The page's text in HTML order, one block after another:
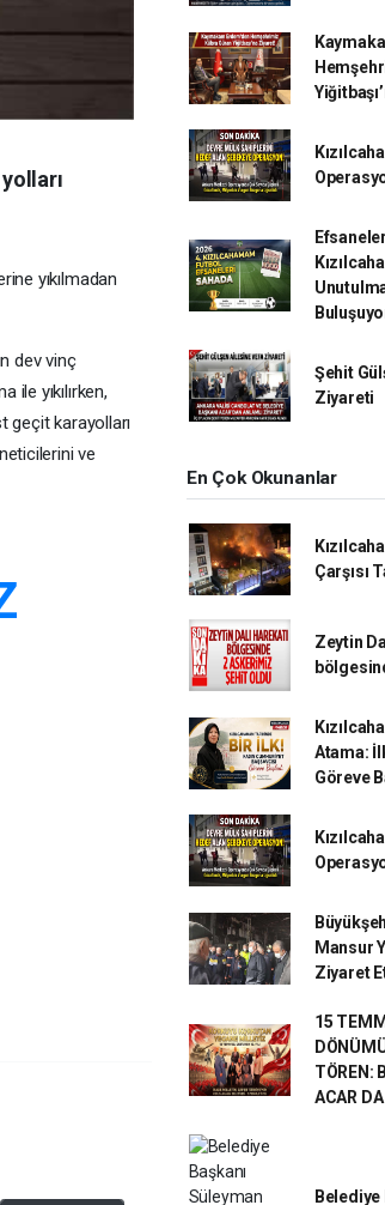
yıkılmadan
dev vinç
ile yıkılırken,
geçit karayolları
ve
Şehit
Ziyareti
En Çok Okunanlar
Çarşısı
Zeytin
Atama:
Göreve
Mansur
Ziyaret
15
TÖREN:
ACAR
Belediye